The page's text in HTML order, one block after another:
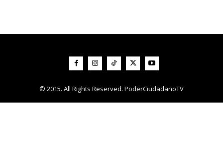
© 2015. All Rights Reserved. PoderCiudadanoTV